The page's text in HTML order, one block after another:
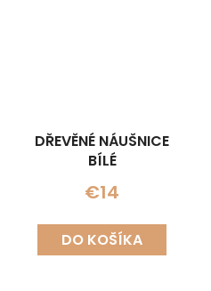
DŘEVĚNÉ NÁUŠNICE
BÍLÉ
€14
DO KOŠÍKA